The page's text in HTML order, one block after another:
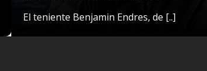
El teniente Benjamin Endres, de [..]